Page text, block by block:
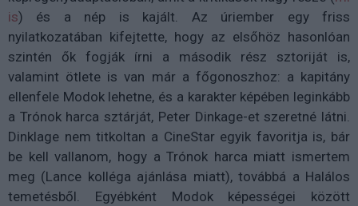
is) és a nép is kajált. Az úriember egy friss
nyilatkozatában kifejtette, hogy az elsőhöz hasonlóan
szintén ők fogják írni a második rész sztoriját is,
valamint ötlete is van már a főgonoszhoz: a kapitány
ellenfele Modok lehetne, és a karakter képében leginkább
a Trónok harca sztárját, Peter Dinkage-et szeretné látni.
Dinklage nem titkoltan a CineStar egyik favoritja is, bár
be kell vallanom, hogy a Trónok harca miatt ismertem
meg (Lance kolléga ajánlása miatt), továbbá a Halálos
temetésből. Egyébként Modok képességei között